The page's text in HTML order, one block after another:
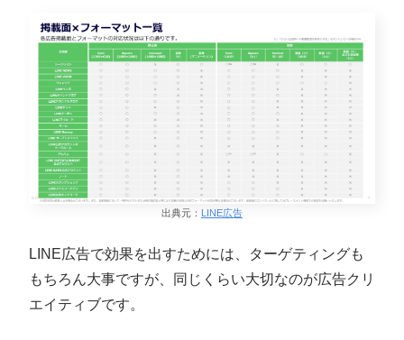
出典元： LINE広告
LINE広告で効果を出すためには、ターゲティングも
もちろん大事ですが、同じくらい大切なのが広告クリ
エイティブです。